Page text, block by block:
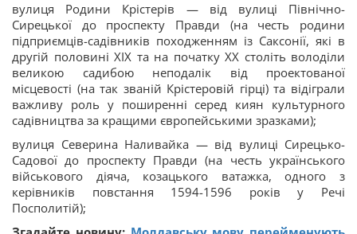
вулиця Родини Крістерів — від вулиці Північно-
Сирецької до проспекту Правди (на честь родини
підприємців-садівників походженням із Саксонії, які в
другій половині XIX та на початку XX століть володіли
великою садибою неподалік від проектованої
місцевості (на так званій Крістеровій гірці) та відіграли
важливу роль у поширенні серед киян культурного
садівництва за кращими європейськими зразками);
вулиця Северина Наливайка — від вулиці Сирецько-
Садової до проспекту Правди (на честь українського
військового діяча, козацького ватажка, одного з
керівників повстання 1594-1596 років у Речі
Посполитій);